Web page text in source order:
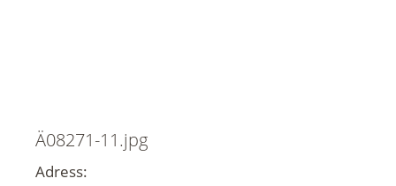
Ä08271-11.jpg
Adress: